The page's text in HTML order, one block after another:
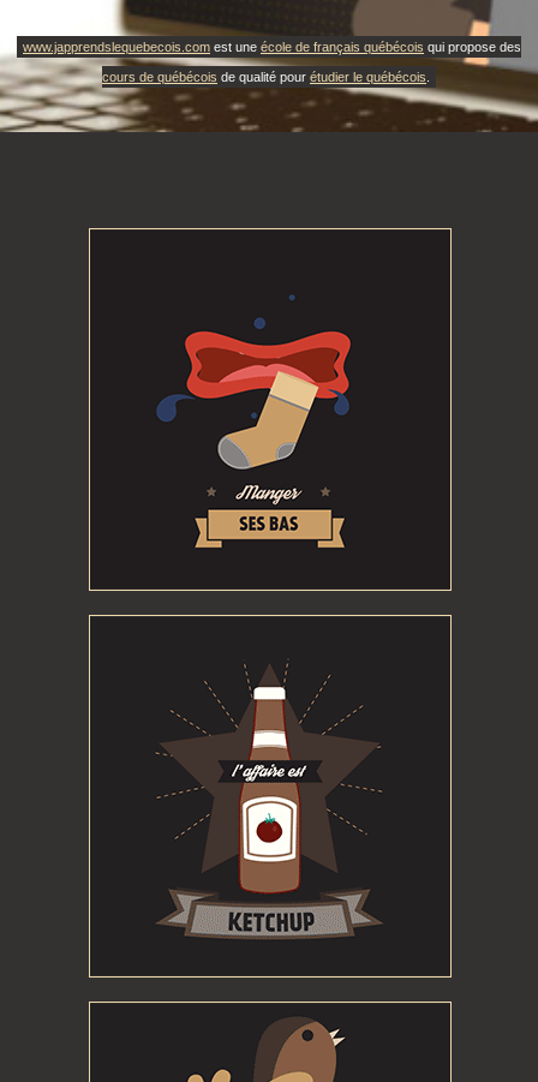
www.japprendslequebecois.com est une école de français québécois qui propose des
cours de québécois de qualité pour étudier le québécois